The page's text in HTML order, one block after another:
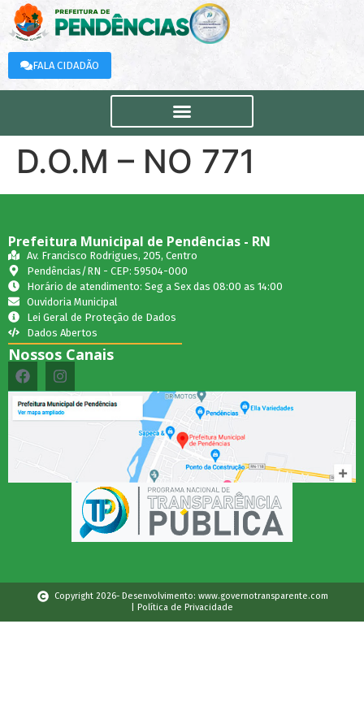
FALA CIDADÃO
D.O.M – NO 771
Prefeitura Municipal de Pendências - RN
Av. Francisco Rodrigues, 205, Centro
Pendências/RN - CEP: 59504-000
Horário de atendimento: Seg a Sex das 08:00 as 14:00
Ouvidoria Municipal
Lei Geral de Proteção de Dados
Dados Abertos
Nossos Canais
Copyright 2026- Desenvolvimento: www.governotransparente.com
| Política de Privacidade